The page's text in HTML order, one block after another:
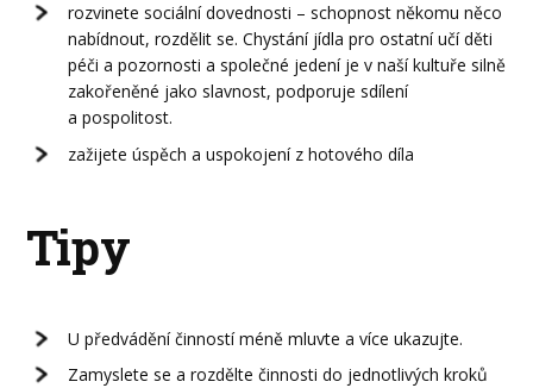
rozvinete sociální dovednosti – schopnost někomu něco
nabídnout, rozdělit se. Chystání jídla pro ostatní učí děti
péči a pozornosti a společné jedení je v naší kultuře silně
zakořeněné jako slavnost, podporuje sdílení
a pospolitost.
zažijete úspěch a uspokojení z hotového díla
Tipy
U předvádění činností méně mluvte a více ukazujte.
Zamyslete se a rozdělte činnosti do jednotlivých kroků